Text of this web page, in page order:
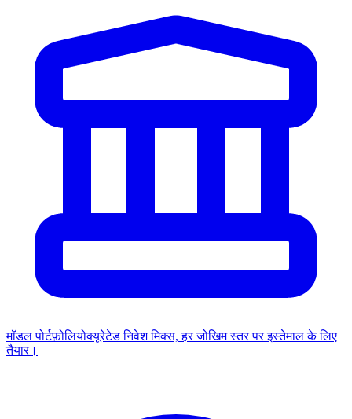
मॉडल पोर्टफ़ोलियोक्यूरेटेड निवेश मिक्स, हर जोखिम स्तर पर इस्तेमाल के लिए
तैयार।